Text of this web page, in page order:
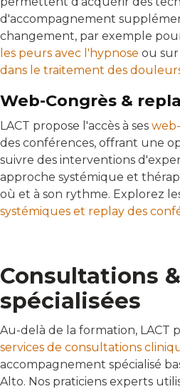
d'accompagnement
changement, par exemple
les peurs avec l'hypnose ou sur
dans le traitement des
Web-Congrès &
LACT propose l'accès à ses
des conférences, offrant une
suivre des interventions
approche systémique et
où et à son rythme. Explorez
systémiques et replay des
Consultations
spécialisées
Au-delà de la formation, LACT
services de consultations
accompagnement spécialisé
Alto. Nos praticiens experts